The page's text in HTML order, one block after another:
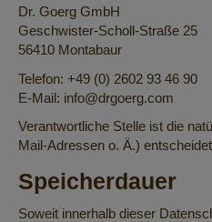
Dr. Goerg GmbH
Geschwister-Scholl-Straße 25
56410 Montabaur
Telefon: +49 (0) 2602 93 46 90
E-Mail: info@drgoerg.com
Verantwortliche Stelle ist die
Mail-Adressen o. Ä.)
Speicherdauer
Soweit innerhalb dieser